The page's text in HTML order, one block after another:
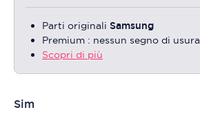
Parti originali Samsung
Premium : nessun segno di usura
Scopri di più
Sim